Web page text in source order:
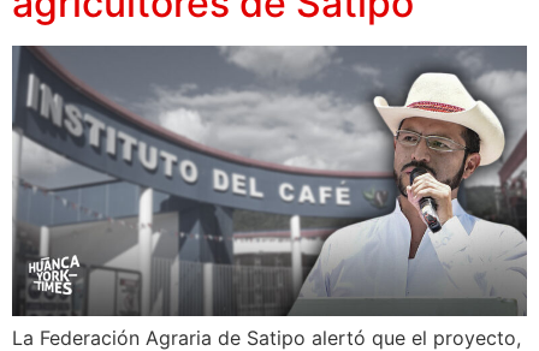
La Federación Agraria de Satipo alertó que el proyecto,